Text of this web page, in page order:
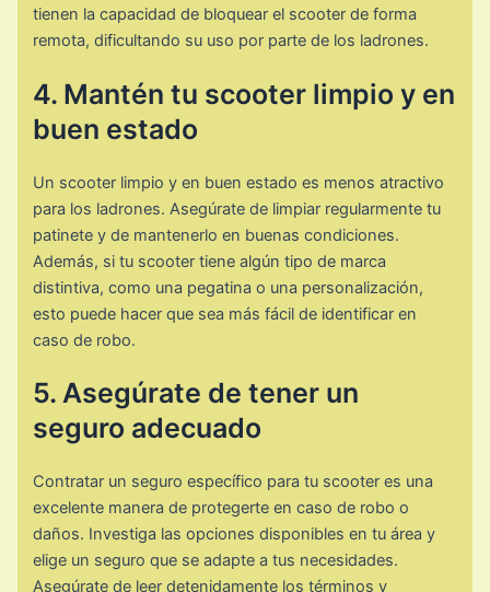
tienen la capacidad de bloquear el scooter de forma
remota, dificultando su uso por parte de los ladrones.
4. Mantén tu scooter limpio y en
buen estado
Un scooter limpio y en buen estado es menos atractivo
para los ladrones. Asegúrate de limpiar regularmente tu
patinete y de mantenerlo en buenas condiciones.
Además, si tu scooter tiene algún tipo de marca
distintiva, como una pegatina o una personalización,
esto puede hacer que sea más fácil de identificar en
caso de robo.
5. Asegúrate de tener un
seguro adecuado
Contratar un seguro específico para tu scooter es una
excelente manera de protegerte en caso de robo o
daños. Investiga las opciones disponibles en tu área y
elige un seguro que se adapte a tus necesidades.
Asegúrate de leer detenidamente los términos y